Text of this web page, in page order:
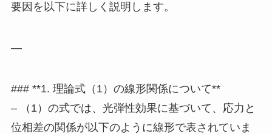
要因を以下に詳しく説明します。
—
### **1. 理論式（1）の線形関係について**
– （1）の式では、光弾性効果に基づいて、応力と
位相差の関係が以下のように線形で表されていま